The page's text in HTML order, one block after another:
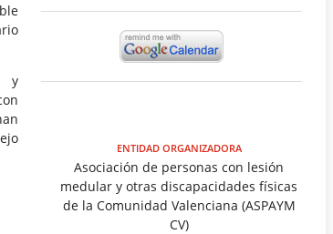
y
ENTIDAD ORGANIZADORA
Asociación de personas con lesión
medular y otras discapacidades físicas
de la Comunidad Valenciana (ASPAYM
CV)